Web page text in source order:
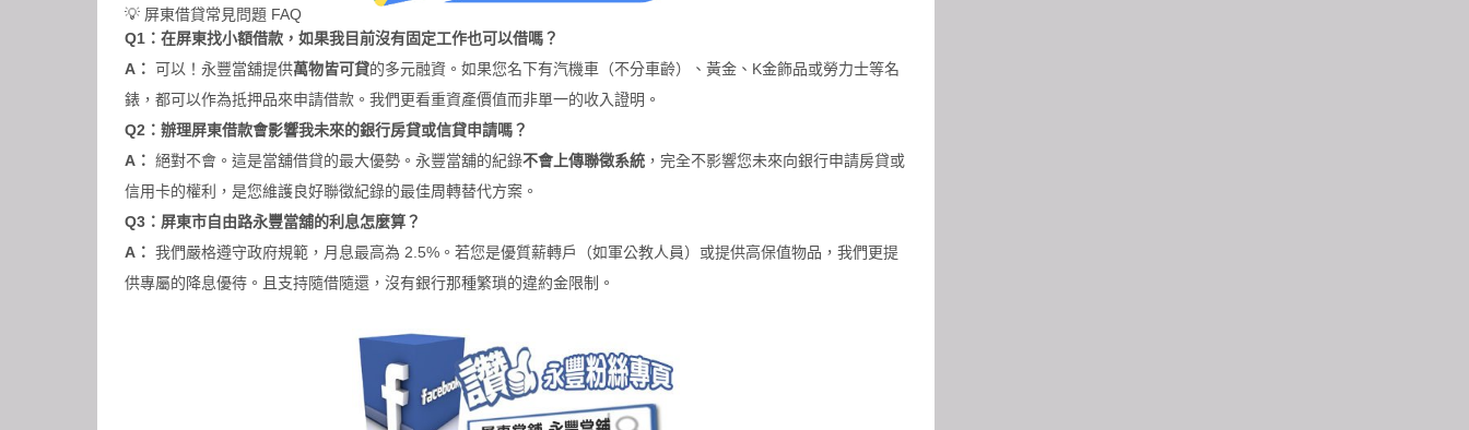
💡 屏東借貸常見問題 FAQ
Q1：在屏東找小額借款，如果我目前沒有固定工作也可以借嗎？
A： 可以！永豐當舖提供萬物皆可貸的多元融資。如果您名下有汽機車（不分車齡）、黃金、K金飾品或勞力士等名
錶，都可以作為抵押品來申請借款。我們更看重資產價值而非單一的收入證明。
Q2：辦理屏東借款會影響我未來的銀行房貸或信貸申請嗎？
A： 絕對不會。這是當舖借貸的最大優勢。永豐當舖的紀錄不會上傳聯徵系統 ，完全不影響您未來向銀行申請房貸或
信用卡的權利，是您維護良好聯徵紀錄的最佳周轉替代方案。
Q3： 屏東市自由路永豐當舖的利息怎麼算？
A： 我們嚴格遵守政府規範，月息最高為 2.5%。若您是優質薪轉戶（如軍公教人員）或提供高保值物品，我們更提
供專屬的降息優待。且支持隨借隨還，沒有銀行那種繁瑣的違約金限制。